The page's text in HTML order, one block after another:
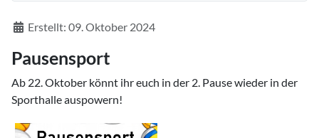
DetailsErstellt: 09. Oktober 2024
Pausensport
Ab 22. Oktober könnt ihr euch in der 2. Pause wieder in der
Sporthalle auspowern!